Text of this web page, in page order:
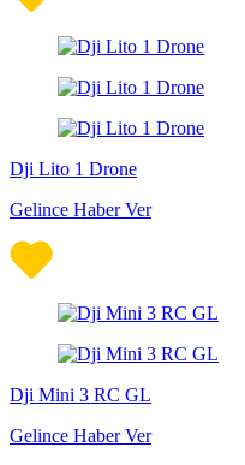
Dji Lito 1 Drone
Gelince Haber Ver
Dji Mini 3 RC GL
Gelince Haber Ver